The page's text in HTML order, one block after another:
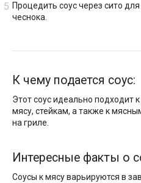
Процедить соус через сито
чеснока.
К чему подается соус:
Этот соус идеально подходит
мясу, стейкам, а также к
на гриле.
Интересные факты о
Соусы к мясу варьируются в